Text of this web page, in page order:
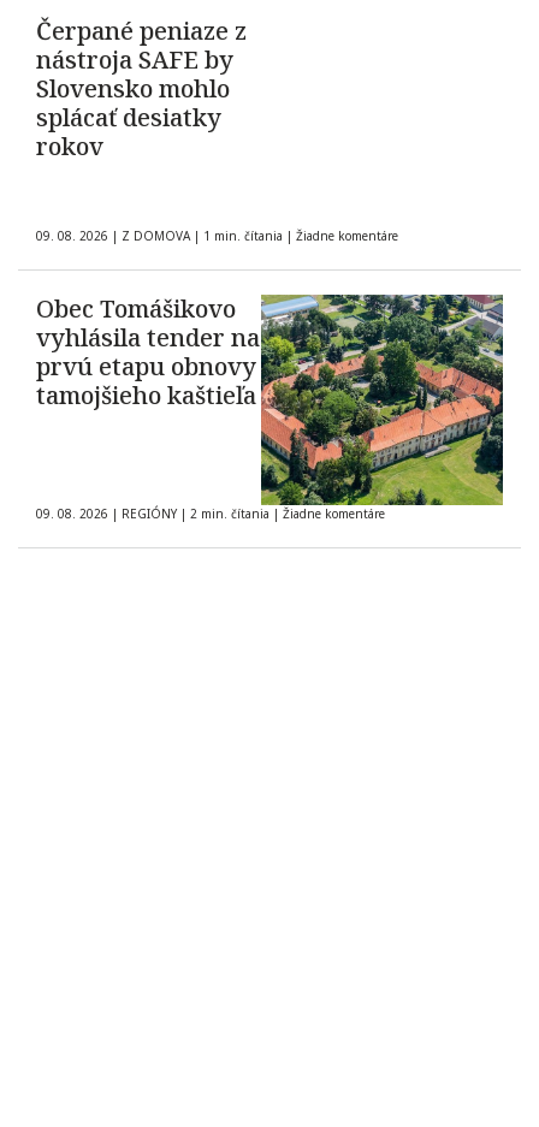
Čerpané peniaze z
nástroja SAFE by
Slovensko mohlo
splácať desiatky
rokov
09. 08. 2026 | Z DOMOVA | 1 min. čítania | Žiadne komentáre
Obec Tomášikovo
vyhlásila tender na
prvú etapu obnovy
tamojšieho kaštieľa
09. 08. 2026 | REGIÓNY | 2 min. čítania | Žiadne komentáre